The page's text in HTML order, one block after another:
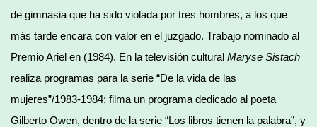
de gimnasia que ha sido violada por tres hombres, a los que
más tarde encara con valor en el juzgado. Trabajo nominado al
Premio Ariel en (1984). En la televisión cultural Maryse Sistach
realiza programas para la serie “De la vida de las
mujeres”/1983-1984; filma un programa dedicado al poeta
Gilberto Owen, dentro de la serie “Los libros tienen la palabra”, y